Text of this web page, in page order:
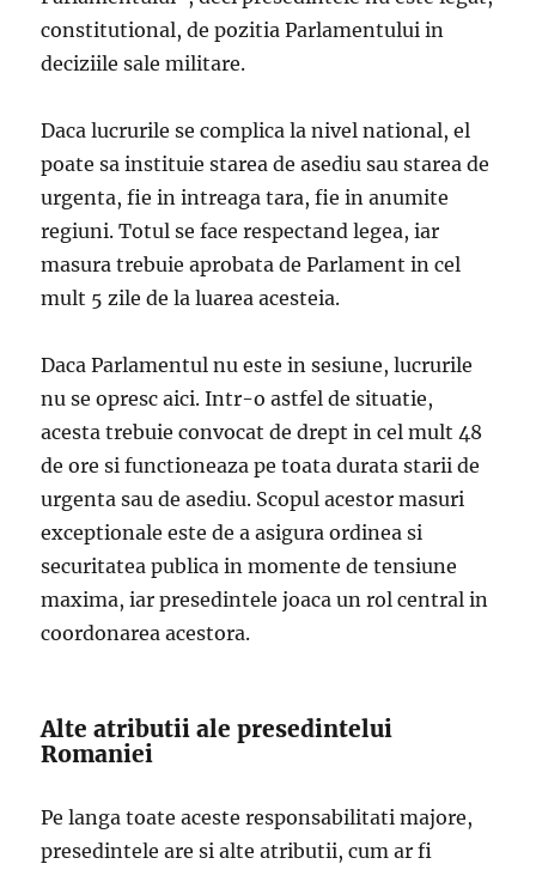
constitutional, de pozitia Parlamentului in
deciziile sale militare.
Daca lucrurile se complica la nivel national, el
poate sa instituie starea de asediu sau starea de
urgenta, fie in intreaga tara, fie in anumite
regiuni. Totul se face respectand legea, iar
masura trebuie aprobata de Parlament in cel
mult 5 zile de la luarea acesteia.
Daca Parlamentul nu este in sesiune, lucrurile
nu se opresc aici. Intr-o astfel de situatie,
acesta trebuie convocat de drept in cel mult 48
de ore si functioneaza pe toata durata starii de
urgenta sau de asediu. Scopul acestor masuri
exceptionale este de a asigura ordinea si
securitatea publica in momente de tensiune
maxima, iar presedintele joaca un rol central in
coordonarea acestora.
Alte atributii ale presedintelui
Romaniei
Pe langa toate aceste responsabilitati majore,
presedintele are si alte atributii, cum ar fi